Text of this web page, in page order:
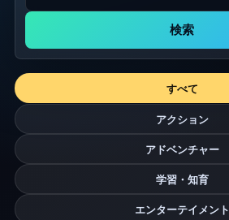
検索
すべて
アクション
アドベンチャー
学習・知育
エンターテイメント